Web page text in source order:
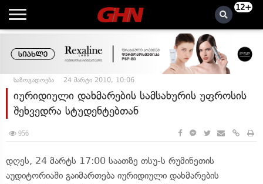
12+
საზოგადოება 24 მარტი 2010, 10:06
იურიდიული დახმარების სამსახურის უფროსის
შეხვედრა სტუდენტებთან
956
დღეს, 24 მარტს 17:00 საათზე თსუ-ს რუმინეთის
აუდიტორიაში გაიმართება იურიდიული დახმარების